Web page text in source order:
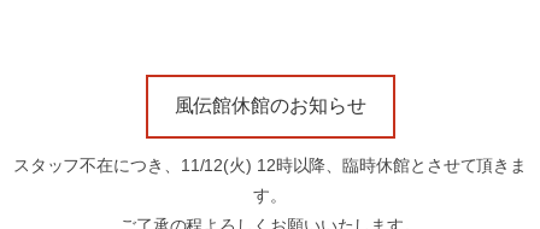
風伝館休館のお知らせ
スタッフ不在につき、11/12(火) 12時以降、臨時休館とさせて頂きま
す。